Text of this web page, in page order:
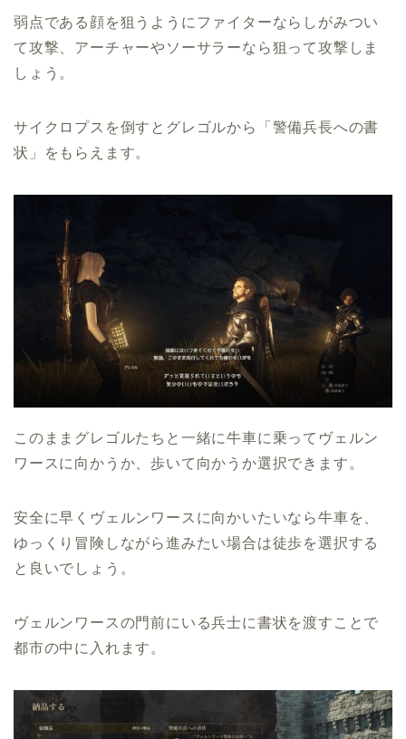
弱点である顔を狙うようにファイターならしがみつい
て攻撃、アーチャーやソーサラーなら狙って攻撃しま
しょう。
サイクロプスを倒すとグレゴルから「警備兵長への書
状」をもらえます。
このままグレゴルたちと一緒に牛車に乗ってヴェルン
ワースに向かうか、歩いて向かうか選択できます。
安全に早くヴェルンワースに向かいたいなら牛車を、
ゆっくり冒険しながら進みたい場合は徒歩を選択する
と良いでしょう。
ヴェルンワースの門前にいる兵士に書状を渡すことで
都市の中に入れます。